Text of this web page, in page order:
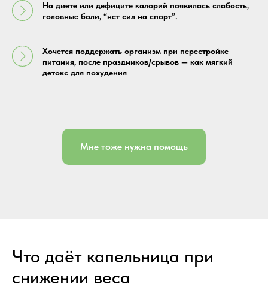
На диете или дефиците калорий появилась слабость,
головные боли, “нет сил на спорт”.
Хочется поддержать организм при перестройке
питания, после праздников/срывов — как мягкий
детокс для похудения
Мне тоже нужна помощь
Что даёт капельница при
снижении веса